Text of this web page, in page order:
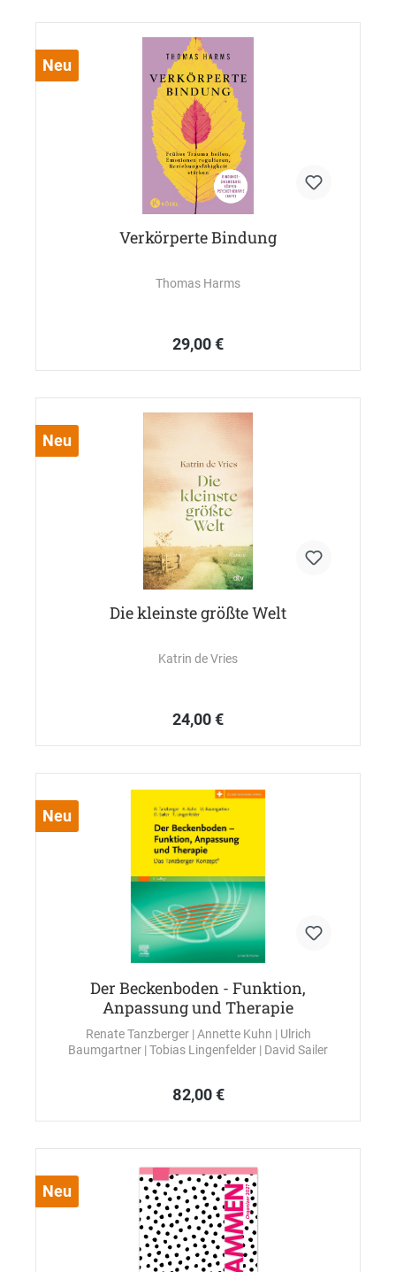
Neu
Verkörperte Bindung
Thomas Harms
29,00 €
Neu
Die kleinste größte Welt
Katrin de Vries
24,00 €
Neu
Der Beckenboden - Funktion,
Anpassung und Therapie
Renate Tanzberger | Annette Kuhn | Ulrich
Baumgartner | Tobias Lingenfelder | David Sailer
82,00 €
Neu